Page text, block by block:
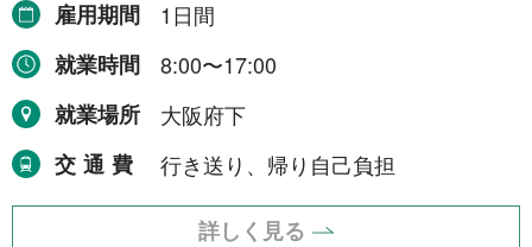
雇用期間
1日間
就業時間
8:00〜17:00
就業場所
大阪府下
交通費
行き送り、帰り自己負担
詳しく見る